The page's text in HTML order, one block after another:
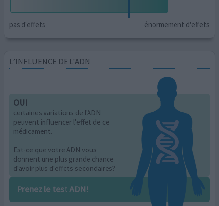
pas d'effets énormement d'effets
L’INFLUENCE DE L'ADN
OUI
certaines variations de l'ADN
peuvent influencer l'effet de ce
médicament.
Est-ce que votre ADN vous
donnent une plus grande chance
d'avoir plus d'effets secondaires?
Prenez le test ADN!